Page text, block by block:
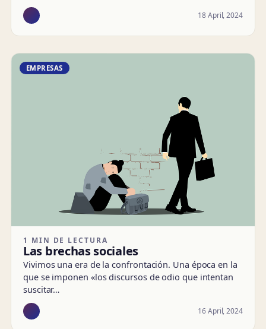
18 April, 2024
EMPRESAS
1 MIN DE LECTURA
Las brechas sociales
Vivimos una era de la confrontación. Una época en la
que se imponen «los discursos de odio que intentan
suscitar…
16 April, 2024